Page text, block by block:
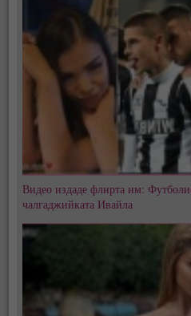
Видео издаде флирта им:
чалгаджийката Ивайла